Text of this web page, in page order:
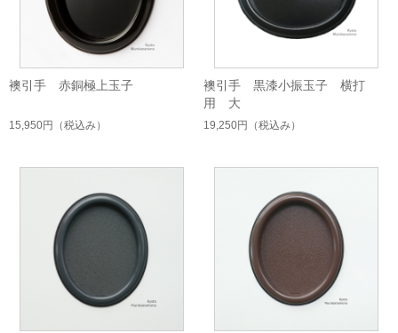
襖引手 赤銅極上玉子
15,950円 （税込み）
襖引手 黒漆小振玉子 横打
用 大
19,250円 （税込み）